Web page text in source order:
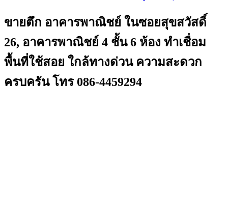
ขายตึก อาคารพาณิชย์ ในซอยสุขสวัสดิ์
26, อาคารพาณิชย์ 4 ชั้น 6 ห้อง ทำเชื่อม
พื้นที่ใช้สอย ใกล้ทางด่วน ความสะดวก
ครบครัน โทร 086-4459294